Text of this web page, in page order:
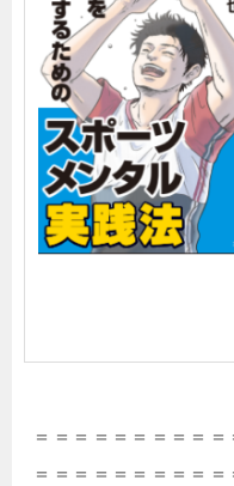
＝＝＝＝＝＝＝＝＝
＝＝＝＝＝＝＝＝＝